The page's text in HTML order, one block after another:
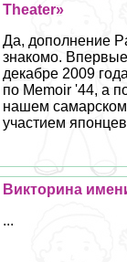
Theater»
Да, дополнение
знакомо.
декабре 2009
по Memoir '44, а
нашем
участием
Викторина
...